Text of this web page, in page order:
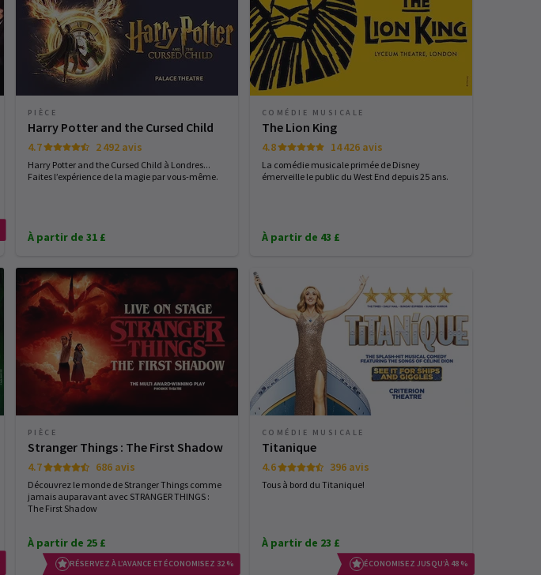
PIÈCE
Harry Potter and the Cursed Child
4.7 2 492 avis
Harry Potter and the Cursed Child à Londres...
Faites l’expérience de la magie par vous-même.
À partir de 31 £
COMÉDIE MUSICALE
The Lion King
4.8 14 426 avis
La comédie musicale primée de Disney
émerveille le public du West End depuis 25 ans.
À partir de 43 £
PIÈCE
Stranger Things : The First Shadow
4.7 686 avis
Découvrez le monde de Stranger Things comme
jamais auparavant avec STRANGER THINGS :
The First Shadow
À partir de 25 £
RÉSERVEZ À L’AVANCE ET ÉCONOMISEZ 32 %
COMÉDIE MUSICALE
Titanique
4.6 396 avis
Tous à bord du Titanique!
À partir de 23 £
ÉCONOMISEZ JUSQU’À 48 %